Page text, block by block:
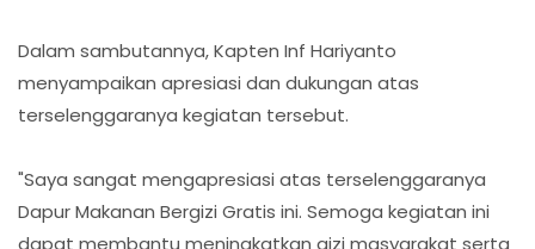
Dalam sambutannya, Kapten Inf Hariyanto
menyampaikan apresiasi dan dukungan atas
terselenggaranya kegiatan tersebut.
"Saya sangat mengapresiasi atas terselenggaranya
Dapur Makanan Bergizi Gratis ini. Semoga kegiatan ini
dapat membantu meningkatkan gizi masyarakat serta